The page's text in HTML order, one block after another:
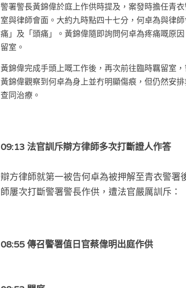
警署警長黃錦偉於庭上作供時提及，案發時擔任青
室與律師會面。大約九時點四十七分，何卓為與律
痛」及「頭痛」。黃錦偉隨即詢問何卓為疼痛嘅原
留室。
黃錦偉完成手頭上嘅工作後，再次前往臨時羈留室
黃錦偉觀察到何卓為身上並冇明顯傷痕，但仍然安
查同治療。
09:13 法官訓斥辯方律師多次打斷證人作答
辯方律師就第一被告何卓為被押解至青衣警
師屢次打斷警署警長作供，遭法官嚴厲訓斥：
08:55 傳召警署值日官蔡偉明出庭作供